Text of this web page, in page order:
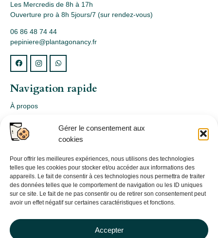
Gérer le consentement aux
cookies
Pour offrir les meilleures expériences, nous utilisons des technologies
telles que les cookies pour stocker et/ou accéder aux informations des
appareils. Le fait de consentir à ces technologies nous permettra de traiter
des données telles que le comportement de navigation ou les ID uniques
sur ce site. Le fait de ne pas consentir ou de retirer son consentement peut
avoir un effet négatif sur certaines caractéristiques et fonctions.
Accepter
Les Mercredis de 8h à 17h
Ouverture pro à 8h 5jours/7 (sur rendez-vous)
06 86 48 74 44
pepiniere@plantagonancy.fr
Navigation rapide
À propos
Webshop
Nos produits
Conception
Consultation
Contact
Informations légales
Politique de confidentialité